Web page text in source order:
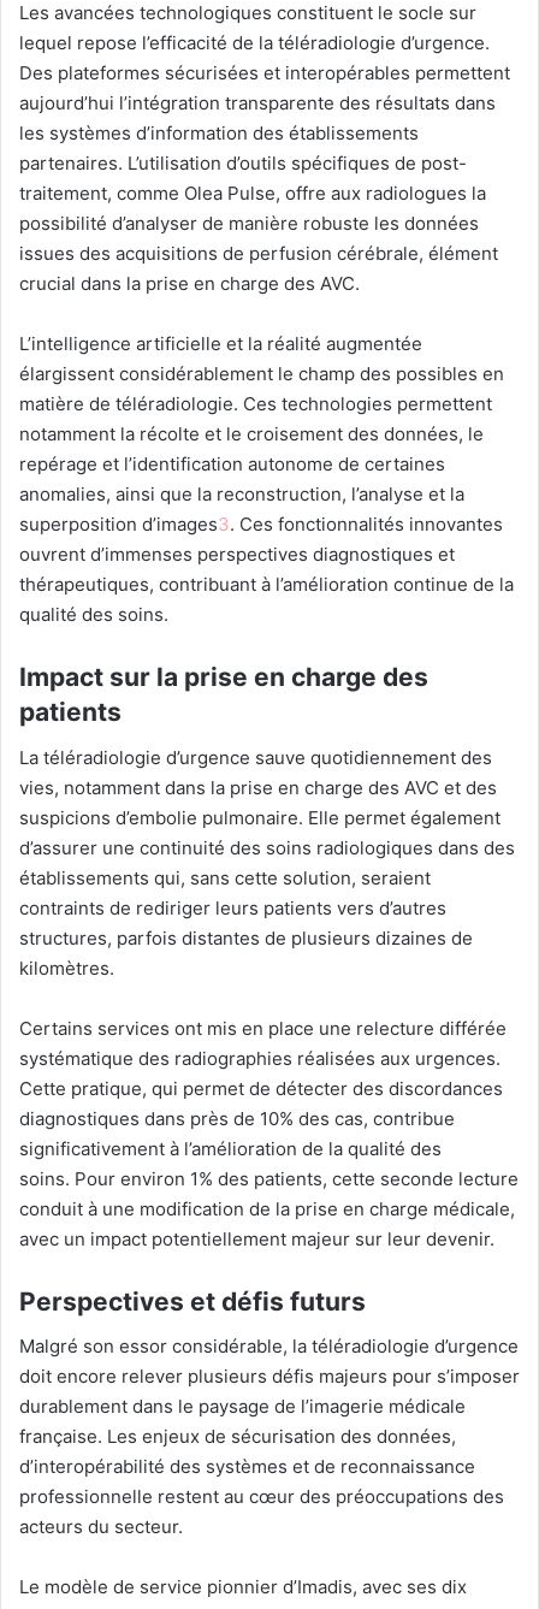
Les avancées technologiques constituent le socle sur
lequel repose l’efficacité de la téléradiologie d’urgence.
Des plateformes sécurisées et interopérables permettent
aujourd’hui l’intégration transparente des résultats dans
les systèmes d’information des établissements
partenaires. L’utilisation d’outils spécifiques de post-
traitement, comme Olea Pulse, offre aux radiologues la
possibilité d’analyser de manière robuste les données
issues des acquisitions de perfusion cérébrale, élément
crucial dans la prise en charge des AVC.
L’intelligence artificielle et la réalité augmentée
élargissent considérablement le champ des possibles en
matière de téléradiologie. Ces technologies permettent
notamment la récolte et le croisement des données, le
repérage et l’identification autonome de certaines
anomalies, ainsi que la reconstruction, l’analyse et la
superposition d’images3. Ces fonctionnalités innovantes
ouvrent d’immenses perspectives diagnostiques et
thérapeutiques, contribuant à l’amélioration continue de la
qualité des soins.
Impact sur la prise en charge des
patients
La téléradiologie d’urgence sauve quotidiennement des
vies, notamment dans la prise en charge des AVC et des
suspicions d’embolie pulmonaire. Elle permet également
d’assurer une continuité des soins radiologiques dans des
établissements qui, sans cette solution, seraient
contraints de rediriger leurs patients vers d’autres
structures, parfois distantes de plusieurs dizaines de
kilomètres.
Certains services ont mis en place une relecture différée
systématique des radiographies réalisées aux urgences.
Cette pratique, qui permet de détecter des discordances
diagnostiques dans près de 10% des cas, contribue
significativement à l’amélioration de la qualité des
soins. Pour environ 1% des patients, cette seconde lecture
conduit à une modification de la prise en charge médicale,
avec un impact potentiellement majeur sur leur devenir.
Perspectives et défis futurs
Malgré son essor considérable, la téléradiologie d’urgence
doit encore relever plusieurs défis majeurs pour s’imposer
durablement dans le paysage de l’imagerie médicale
française. Les enjeux de sécurisation des données,
d’interopérabilité des systèmes et de reconnaissance
professionnelle restent au cœur des préoccupations des
acteurs du secteur.
Le modèle de service pionnier d’Imadis, avec ses dix